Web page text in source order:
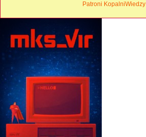
Patroni KopalniWiedzy